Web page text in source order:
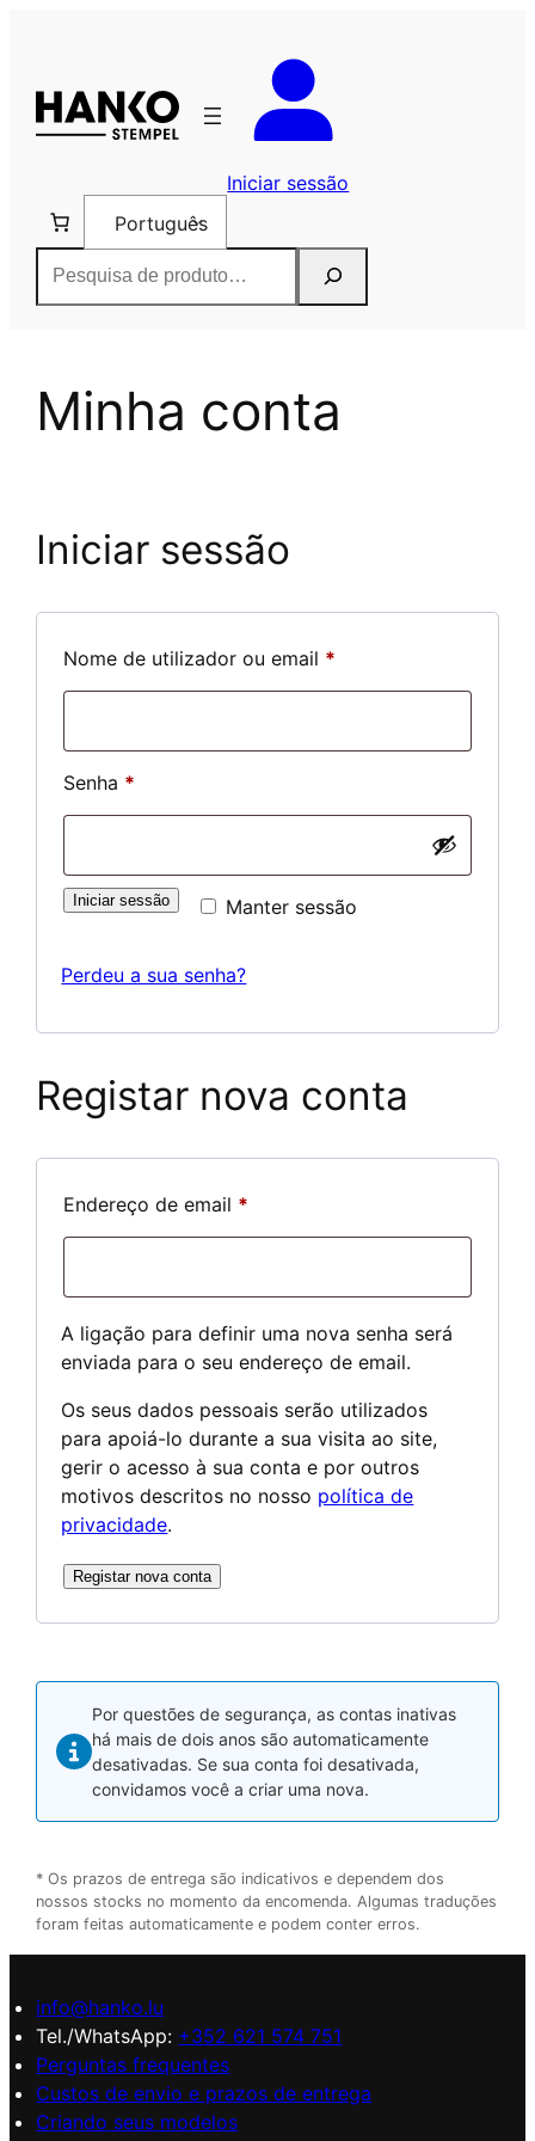
conteúdo
Iniciar sessão
Português
Minha conta
Iniciar sessão
Nome de utilizador ou email *
Senha *
Manter sessão
Iniciar sessão
Perdeu a sua senha?
Registar nova conta
Endereço de email *
A ligação para definir uma nova senha será
enviada para o seu endereço de email.
Os seus dados pessoais serão utilizados
para apoiá-lo durante a sua visita ao site,
gerir o acesso à sua conta e por outros
motivos descritos no nosso política de
privacidade.
Registar nova conta
Por questões de segurança, as contas inativas
há mais de dois anos são automaticamente
desativadas. Se sua conta foi desativada,
convidamos você a criar uma nova.
* Os prazos de entrega são indicativos e dependem dos
nossos stocks no momento da encomenda. Algumas traduções
foram feitas automaticamente e podem conter erros.
info@hanko.lu
Tel./WhatsApp: +352 621 574 751
Perguntas frequentes
Custos de envio e prazos de entrega
Criando seus modelos